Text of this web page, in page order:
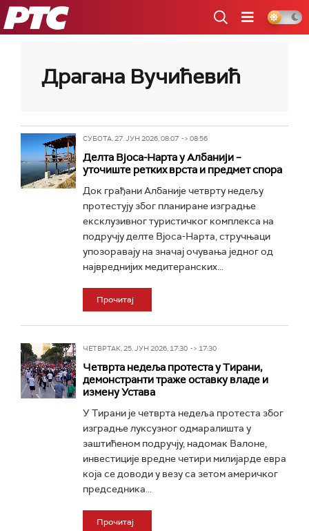
РТС
Драгана Вучићевић
СУБОТА, 27. ЈУН 2026, 08:07 -> 08:56
Делта Вјоса-Нарта у Албанији –
уточиште ретких врста и предмет спора
Док грађани Албаније четврту недељу
протестују због планиране изградње
ексклузивног туристичког комплекса на
подручју делте Вјоса-Нарта, стручњаци
упозоравају на значај очувања једног од
највреднијих медитеранских...
Прочитај
ЧЕТВРТАК, 25. ЈУН 2026, 17:30 -> 17:30
Четврта недеља протеста у Тирани,
демонстранти траже оставку владе и
измену Устава
У Тирани је четврта недеља протеста због
изградње луксузног одмаралишта у
заштићеном подручју, надомак Валоне,
инвестиције вредне четири милијарде евра
која се доводи у везу са зетом америчког
председника...
Прочитај